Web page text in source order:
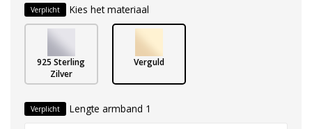
Verplicht Kies het materiaal
925 Sterling
Zilver
Verguld
Verplicht Lengte armband 1